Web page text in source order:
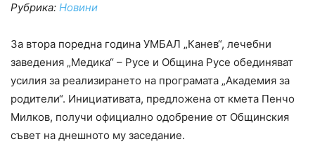
Рубрика: Новини
За втора поредна година УМБАЛ „Канев“, лечебни
заведения „Медика“ – Русе и Община Русе обединяват
усилия за реализирането на програмата „Академия за
родители“. Инициативата, предложена от кмета Пенчо
Милков, получи официално одобрение от Общинския
съвет на днешното му заседание.